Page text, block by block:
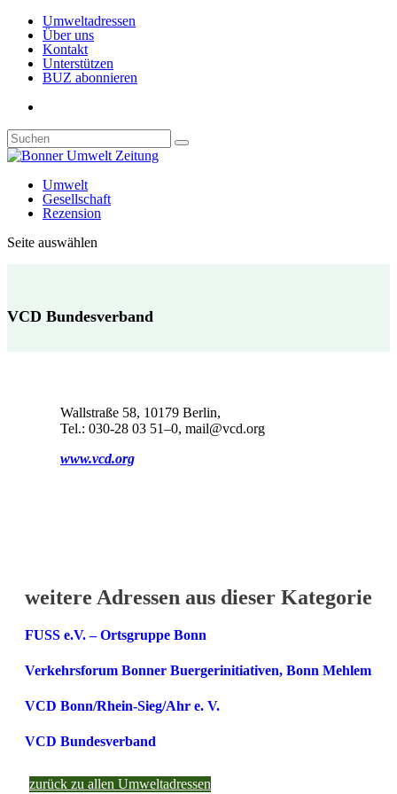
Umweltadressen
Über uns
Kontakt
Unterstützen
BUZ abonnieren
Umwelt
Gesellschaft
Rezension
Seite auswählen
VCD Bundesverband
Wallstraße 58, 10179 Berlin,
Tel.: 030-28 03 51–0, mail@vcd.org
www.vcd.org
weitere Adressen aus dieser Kategorie
FUSS e.V. – Ortsgruppe Bonn
Verkehrsforum Bonner Buergerinitiativen, Bonn Mehlem
VCD Bonn/Rhein-Sieg/Ahr e. V.
VCD Bundesverband
zurück zu allen Umweltadressen